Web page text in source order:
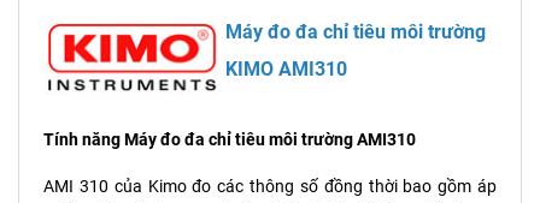
Máy đo đa chỉ tiêu môi trường
KIMO AMI310
Tính năng Máy đo đa chỉ tiêu môi trường AMI310
AMI 310 của Kimo đo các thông số đồng thời bao gồm áp